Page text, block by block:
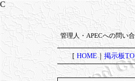
管理人・APECへの問い
[HOME｜掲示板